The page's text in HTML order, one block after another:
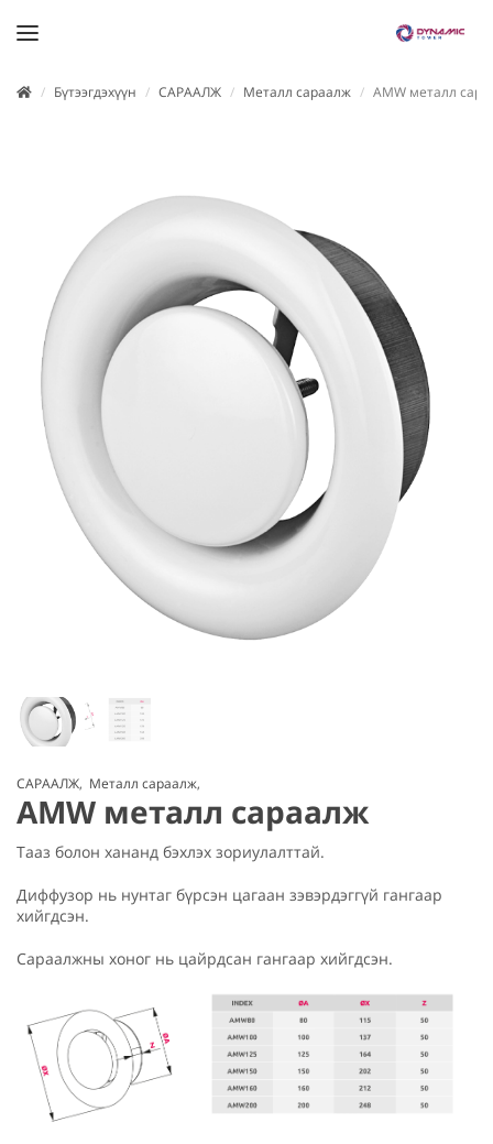
Бүтээгдэхүүн САРААЛЖ Металл сараалж AMW металл
САРААЛЖ, Металл сараалж,
AMW металл сараалж
Тааз болон хананд бэхлэх зориулалттай.
Диффузор нь нунтаг бүрсэн цагаан зэвэрдэггүй гангаар
хийгдсэн.
Сараалжны хоног нь цайрдсан гангаар хийгдсэн.